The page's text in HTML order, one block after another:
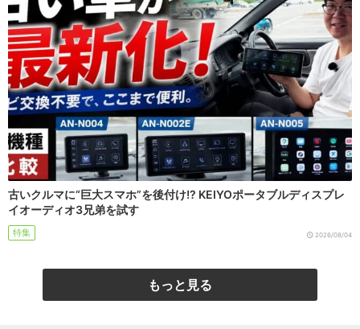
古いクルマに“巨大スマホ”を後付け!? KEIYOポータブルディスプレ
イオーディオ3兄弟を試す
特集 2026/08/04
もっと見る